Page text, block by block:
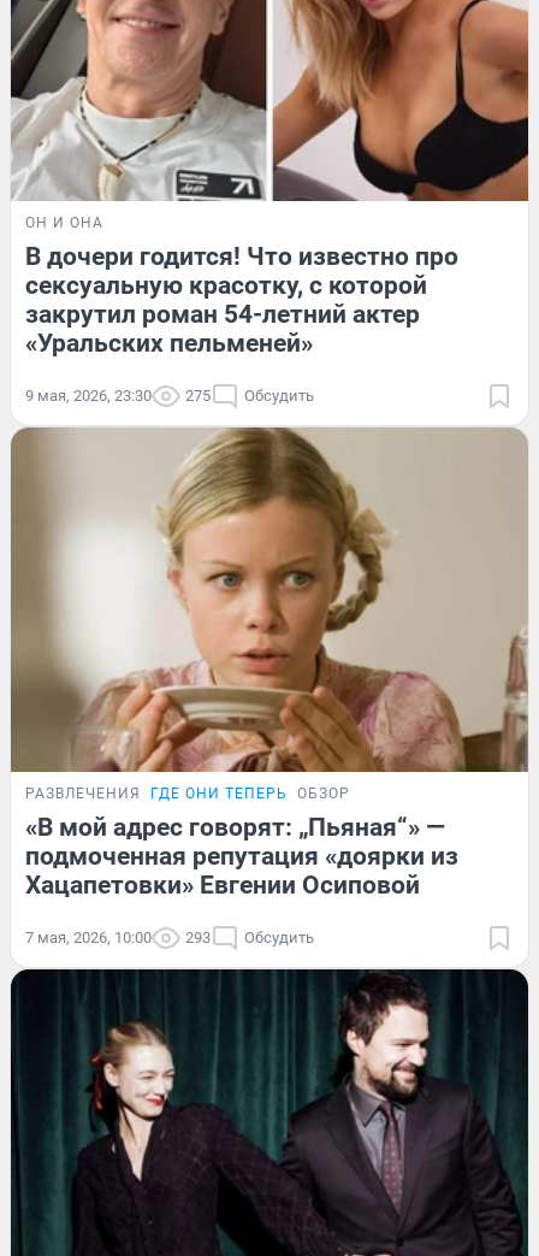
ОН И ОНА
В дочери годится! Что известно про
сексуальную красотку, с которой
закрутил роман 54-летний актер
«Уральских пельменей»
9 мая, 2026, 23:30 275 Обсудить
РАЗВЛЕЧЕНИЯ ГДЕ ОНИ ТЕПЕРЬ ОБЗОР
«В мой адрес говорят: „Пьяная“» —
подмоченная репутация «доярки из
Хацапетовки» Евгении Осиповой
7 мая, 2026, 10:00 293 Обсудить